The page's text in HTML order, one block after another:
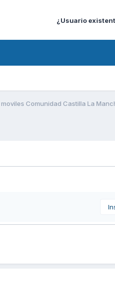
¿Usuario
Comunidad Castilla La